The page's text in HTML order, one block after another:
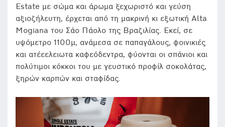
Estate με σώμα και άρωμα ξεχωριστό και γεύση
αξιοζήλευτη, έρχεται από τη μακρινή κι εξωτική Alta
Mogiana του Σάο Πάολο της Βραζιλίας. Εκεί, σε
υψόμετρο 1100μ, ανάμεσα σε παπαγάλους, φοινικιές
και ατέεελειωτα καφεόδεντρα, φύονται οι σπάνιοι και
πολύτιμοι κόκκοι του με γευστικό προφίλ σοκολάτας,
ξηρών καρπών και σταφίδας.